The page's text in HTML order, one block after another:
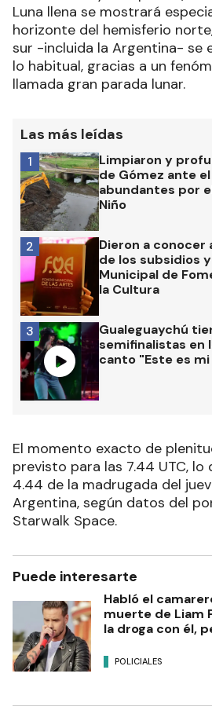
Luna llena se mostrará
horizonte del hemisferio
sur -incluida la Argentina- se
lo habitual, gracias a un
llamada gran parada lunar.
Las más leídas
Limpiaron y
de Gómez ante
abundantes por
Niño
1
Dieron a conocer
de los subsidios
Municipal de
la Cultura
2
Gualeguaychú
semifinalistas en
canto "Este es mi
3
El momento exacto de
previsto para las 7.44 UTC, lo
4.44 de la madrugada del
Argentina, según datos del
Starwalk Space.
Puede interesarte
Habló el
muerte de Liam
la droga con él,
POLICIALES